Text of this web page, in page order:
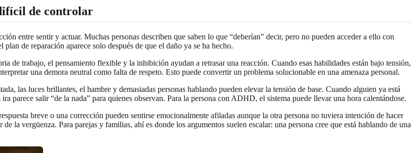
de controlar
entre sentir y actuar. Muchas personas describen que saben lo que “deberían” decir, pero no pueden acceder a ello con
de reparación aparece solo después de que el daño ya se ha hecho.
trabajo, el pensamiento flexible y la inhibición ayudan a retrasar una reacción. Cuando esas habilidades están bajo tensión,
una demora neutral como falta de respeto. Esto puede convertir un problema solucionable en una amenaza personal.
las luces brillantes, el hambre y demasiadas personas hablando pueden elevar la tensión de base. Cuando alguien ya está
parece salir “de la nada” para quienes observan. Para la persona con ADHD, el sistema puede llevar una hora calentándose.
breve o una corrección pueden sentirse emocionalmente afiladas aunque la otra persona no tuviera intención de hacer
la vergüenza. Para parejas y familias, ahí es donde los argumentos suelen escalar: una persona cree que está hablando de una